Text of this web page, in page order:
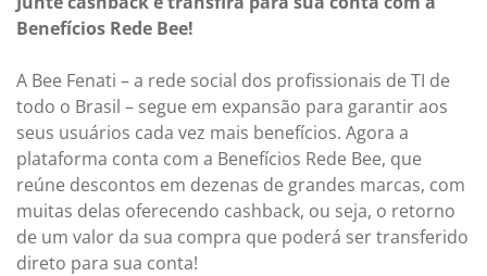
Benefícios Rede Bee!
A Bee Fenati – a rede social dos profissionais de TI de
todo o Brasil – segue em expansão para garantir aos
seus usuários cada vez mais benefícios. Agora a
plataforma conta com a Benefícios Rede Bee, que
reúne descontos em dezenas de grandes marcas, com
muitas delas oferecendo cashback, ou seja, o retorno
de um valor da sua compra que poderá ser transferido
direto para sua conta!